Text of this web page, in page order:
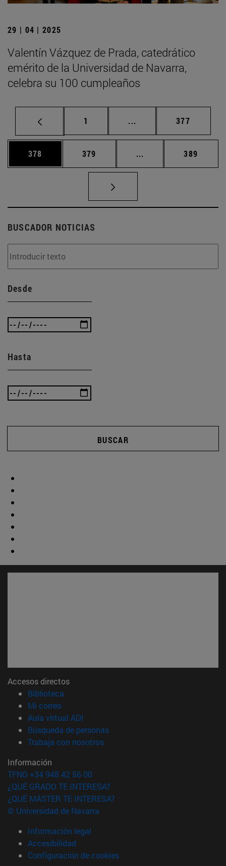
29 | 04 | 2025
Valentín Vázquez de Prada, catedrático
emérito de la Universidad de Navarra,
celebra su 100 cumpleaños
Página
1 ... Páginas intermedias
Página
377
Página
378 Página
379 ... Páginas intermedias
Página
389
BUSCADOR NOTICIAS
Desde
Hasta
BUSCAR
Accesos directos
Biblioteca
Mi correo(abre en nueva ventana)
Aula virtual ADI
Búsqueda de personas(abre en nueva ventana)
Trabaja con nosotros(abre en nueva ventana)
Información
TFNO +34 948 42 56 00
¿QUÉ GRADO TE INTERESA?
¿QUÉ MÁSTER TE INTERESA?
© Universidad de Navarra
Información legal
Accesibilidad
Configuración de cookies